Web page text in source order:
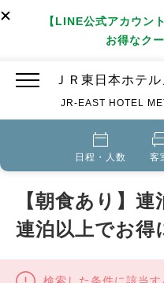
【LINE公式アカウン
お得なク
ＪＲ東日本ホテ
JR-EAST HOTEL
日程・人数 客
【朝食あり】
連泊以上でお得